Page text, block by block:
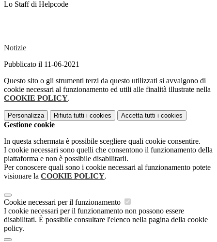
Lo Staff di Helpcode
Notizie
Pubblicato il 11-06-2021
Questo sito o gli strumenti terzi da questo utilizzati si avvalgono di
cookie necessari al funzionamento ed utili alle finalità illustrate nella
COOKIE POLICY.
Personalizza Rifiuta tutti i cookies Accetta tutti i cookies
Gestione cookie
In questa schermata è possibile scegliere quali cookie consentire.
I cookie necessari sono quelli che consentono il funzionamento della
piattaforma e non è possibile disabilitarli.
Per conoscere quali sono i cookie necessari al funzionamento potete
visionare la COOKIE POLICY.
Cookie necessari per il funzionamento
I cookie necessari per il funzionamento non possono essere
disabilitati. È possibile consultare l'elenco nella pagina della cookie
policy.